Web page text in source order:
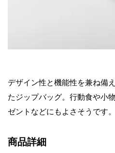
デザイン性と機能性を兼ね備
たジップバッグ。行動食や小
ゼントなどにもよさそうです。
商品詳細